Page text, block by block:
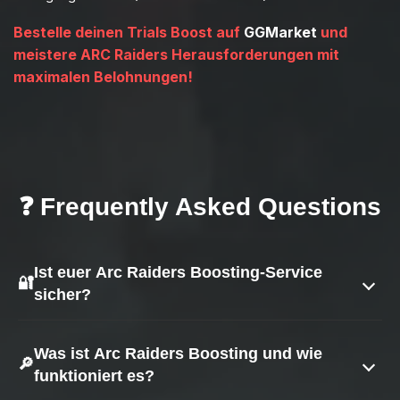
Bestelle deinen Trials Boost auf GGMarket und
meistere ARC Raiders Herausforderungen mit
maximalen Belohnungen!
❓ Frequently Asked Questions
🔐
Ist euer Arc Raiders Boosting-Service
sicher?
Wir nutzen bewährte Methoden, um eine sichere
🔎
Was ist Arc Raiders Boosting und wie
funktioniert es?